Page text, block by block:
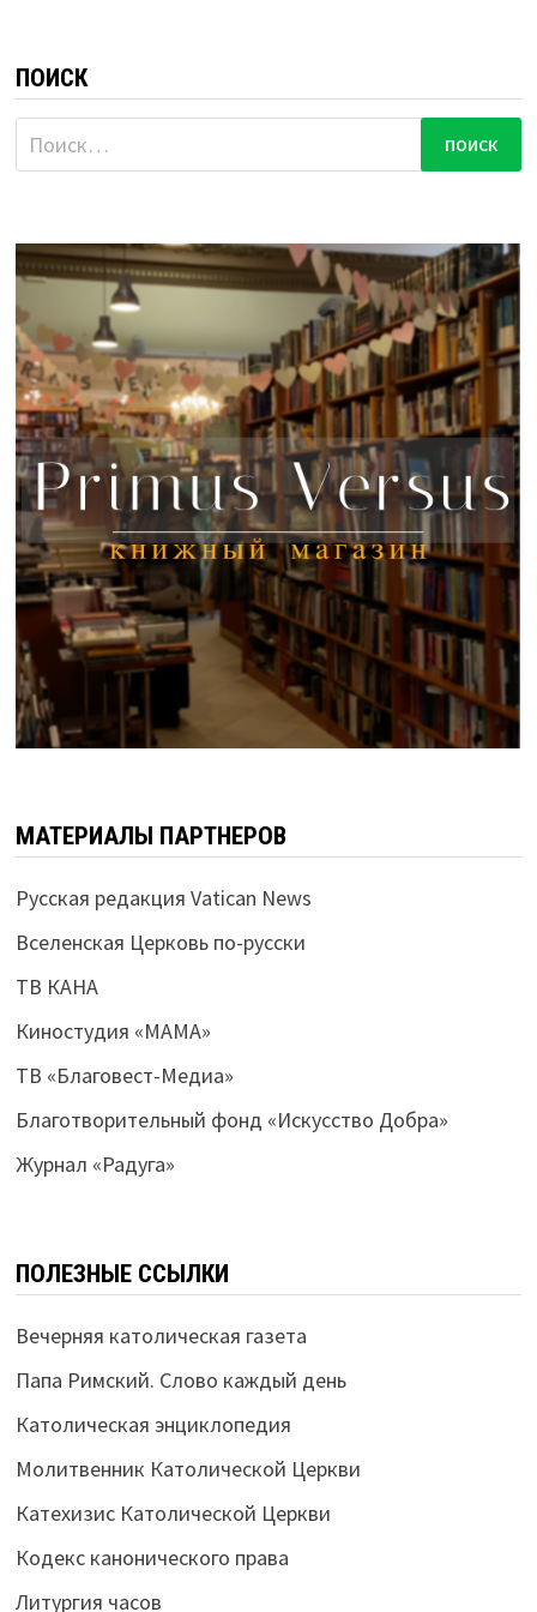
ПОИСК
Найти:
МАТЕРИАЛЫ ПАРТНЕРОВ
Русская редакция Vatican News
Вселенская Церковь по-русски
ТВ КАНА
Киностудия «МАМА»
ТВ «Благовест-Медиа»
Благотворительный фонд «Искусство Добра»
Журнал «Радуга»
ПОЛЕЗНЫЕ ССЫЛКИ
Вечерняя католическая газета
Папа Римский. Слово каждый день
Католическая энциклопедия
Молитвенник Католической Церкви
Катехизис Католической Церкви
Кодекс канонического права
Литургия часов